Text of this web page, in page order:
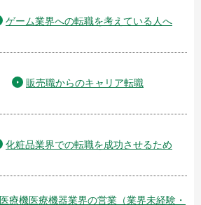
ゲーム業界への転職を考えている人へ
販売職からのキャリア転職
化粧品業界での転職を成功させるため
医療機医療機器業界の営業（業界未経験・